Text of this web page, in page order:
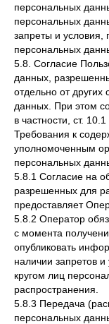
персональных
персональных
запреты и условия,
персональных
5.8. Согласие
данных,
отдельно от других
данных. При этом
в частности, ст.
Требования к
уполномоченным
персональных
5.8.1 Согласие на
разрешенных для
предоставляет
5.8.2 Оператор
с момента
опубликовать
наличии запретов
кругом лиц
распространения.
5.8.3 Передача
персональных